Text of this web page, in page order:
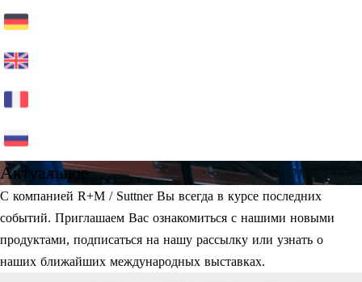
Актуальное
С компанией R+M / Suttner Вы всегда в курсе последних
событий. Приглашаем Вас ознакомиться с нашими новыми
продуктами, подписаться на нашу рассылку или узнать о
наших ближайших международных выставках.